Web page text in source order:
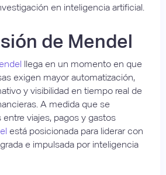
en inteligencia artificial.
de Mendel
llega en un momento en que
exigen mayor automatización,
y visibilidad en tiempo real de
A medida que se
entre viajes, pagos y gastos
está posicionada para liderar con
e impulsada por inteligencia